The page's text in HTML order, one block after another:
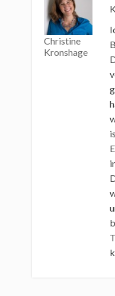
Christine
Kronshage